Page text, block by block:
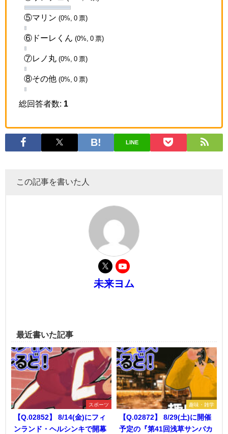
⑤マリン (0%, 0 票)
⑥ドーレくん (0%, 0 票)
⑦レノ丸 (0%, 0 票)
⑧その他 (0%, 0 票)
総回答者数: 1
LINE
この記事を書いた人
未来ヨム
最近書いた記事
スポーツ
【Q.02852】 8/14(金)にフィ
ンランド・ヘルシンキで開幕
趣味・雑学
【Q.02872】 8/29(土)に開催
予定の『第41回浅草サンバカ